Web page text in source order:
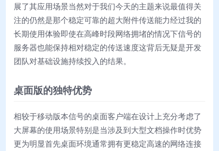
展了其应用场景当然对于我们今天的主题来说最值得关
注的仍然是那个稳定可靠的超大附件传送能力经过我的
长期使用体验即使在高峰时段网络拥堵的情况下信号的
服务器也能保持相对稳定的传送速度这背后无疑是开发
团队对基础设施持续投入的结果。
桌面版的独特优势
相较于移动版本信号的桌面客户端在设计上充分考虑了
大屏幕的使用场景特别是当涉及到大型文档操作时优势
更为明显首先桌面环境通常拥有更稳定高速的网络连接